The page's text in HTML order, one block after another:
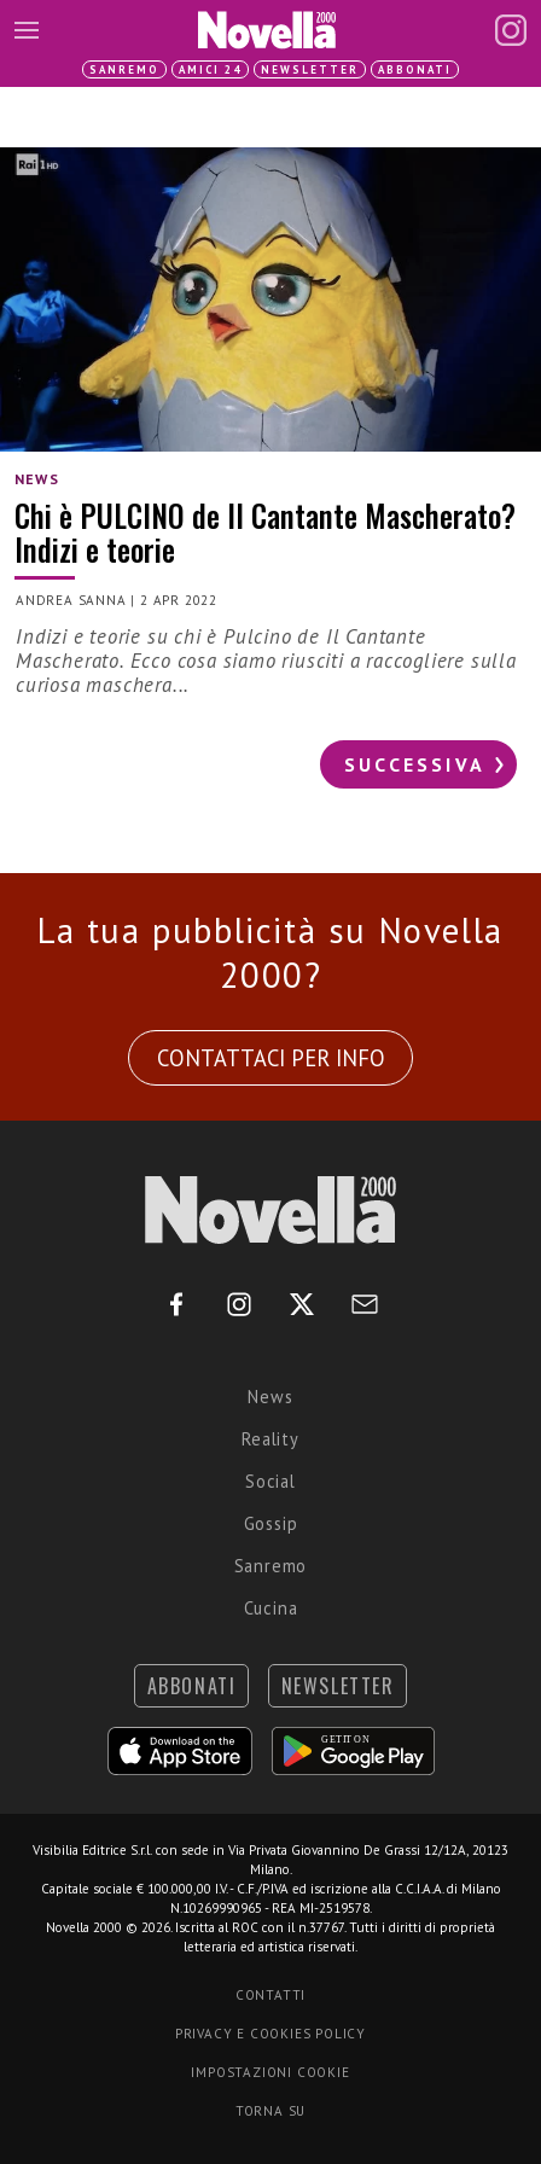
SANREMO AMICI 24 NEWSLETTER ABBONATI
NEWS
Chi è PULCINO de Il Cantante Mascherato?
Indizi e teorie
ANDREA SANNA |2 APR 2022
Indizi e teorie su chi è Pulcino de Il Cantante
Mascherato. Ecco cosa siamo riusciti a raccogliere sulla
curiosa maschera...
SUCCESSIVA
La tua pubblicità su Novella
2000?
CONTATTACI PER INFO
News
Reality
Social
Gossip
Sanremo
Cucina
ABBONATI NEWSLETTER
Visibilia Editrice S.r.l. con sede in Via Privata Giovannino De Grassi 12/12A, 20123
Milano.
Capitale sociale € 100.000,00 I.V. - C.F./P.IVA ed iscrizione alla C.C.I.A.A. di Milano
N.10269990965 - REA MI-2519578.
Novella 2000 © 2026. Iscritta al ROC con il n.37767. Tutti i diritti di proprietà
letteraria ed artistica riservati.
CONTATTI
PRIVACY E COOKIES POLICY
IMPOSTAZIONI COOKIE
TORNA SU